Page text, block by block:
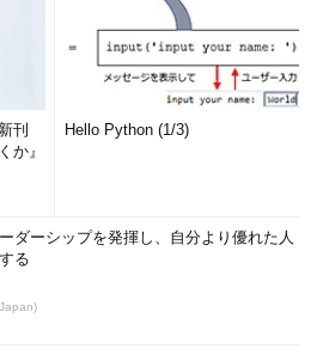
刊
か』
Hello Python (1/3)
ダーシップを発揮し、自分より優れた人
る